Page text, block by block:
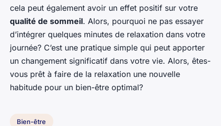
cela peut également avoir un effet positif sur votre
qualité de sommeil. Alors, pourquoi ne pas essayer
d’intégrer quelques minutes de relaxation dans votre
journée? C’est une pratique simple qui peut apporter
un changement significatif dans votre vie. Alors, êtes-
vous prêt à faire de la relaxation une nouvelle
habitude pour un bien-être optimal?
Bien-être